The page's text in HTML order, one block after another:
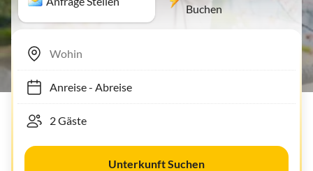
Buchen
Anreise- Abreise
Unterkunft Suchen